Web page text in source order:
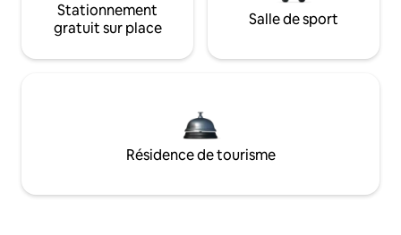
Stationnement
gratuit sur place
Salle de sport
Résidence de tourisme